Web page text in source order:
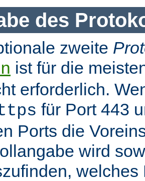
des
zweite
ist für die
erforderlich.
für Port 443
Ports die
wird
welches